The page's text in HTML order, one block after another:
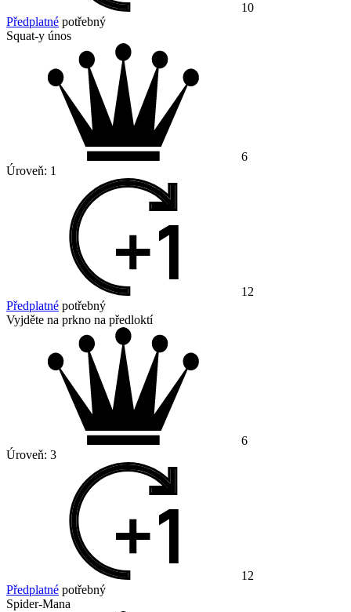
10
Předplatné potřebný
Squat-y únos
6
Úroveň: 1
12
Předplatné potřebný
Vyjděte na prkno na předloktí
6
Úroveň: 3
12
Předplatné potřebný
Spider-Mana